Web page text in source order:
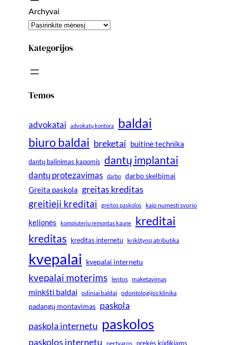
Archyvai
Kategorijos
Temos
advokatai advokatų kontora baldai
biuro baldai breketai buitinė technika
dantų balinimas kapomis dantų implantai
dantų protezavimas darbo darbo skelbimai
Greita paskola greitas kreditas
greitieji kreditai greitos paskolos kaip numesti svorio
kelionės kompiuteriu remontas kaune kreditai
kreditas kreditas internetu krikštynų atributika
kvepalai kvepalai internetu
kvepalai moterims lentos maketavimas
minkšti baldai odiniai baldai odontologijos klinika
padangų montavimas paskola
paskola internetu paskolos
paskolos internetu pertvaros prekės kūdikiams